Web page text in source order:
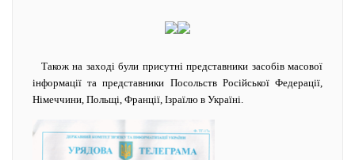
Також на заході були присутні представники засобів масової
інформації та представники Посольств Російської Федерації,
Німеччини, Польщі, Франції, Ізраїлю в Україні.